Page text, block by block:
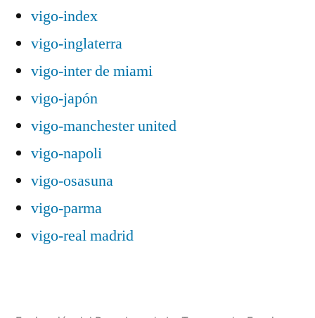
vigo-index
vigo-inglaterra
vigo-inter de miami
vigo-japón
vigo-manchester united
vigo-napoli
vigo-osasuna
vigo-parma
vigo-real madrid